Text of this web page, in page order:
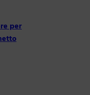
per